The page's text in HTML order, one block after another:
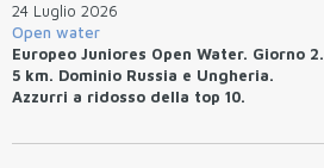
24 Luglio 2026
Open water
Europeo Juniores Open Water. Giorno 2.
5 km. Dominio Russia e Ungheria.
Azzurri a ridosso della top 10.